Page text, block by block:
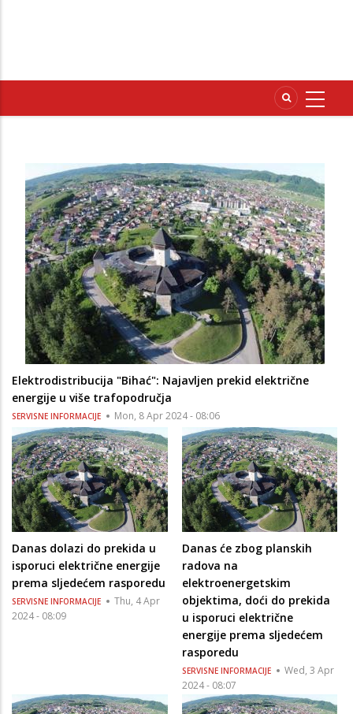
Elektrodistribucija "Bihać": Najavljen prekid električne
energije u više trafopodručja
SERVISNE INFORMACIJE Mon, 8 Apr 2024 - 08:06
Danas dolazi do prekida u
isporuci električne energije
prema sljedećem rasporedu
SERVISNE INFORMACIJE
Thu, 4 Apr
2024 - 08:09
Danas će zbog planskih
radova na
elektroenergetskim
objektima, doći do prekida
u isporuci električne
energije prema sljedećem
rasporedu
SERVISNE INFORMACIJE
Wed, 3 Apr
2024 - 08:07